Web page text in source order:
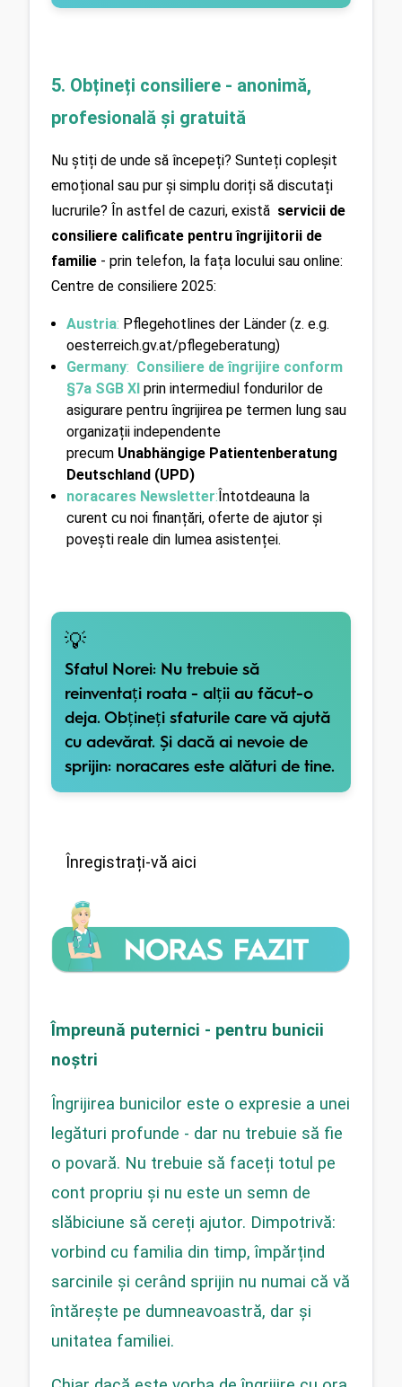
5. Obțineți consiliere - anonimă,
profesională și gratuită
Nu știți de unde să începeți? Sunteți copleșit
emoțional sau pur și simplu doriți să discutați
lucrurile? În astfel de cazuri, există servicii de
consiliere calificate pentru îngrijitorii de
familie - prin telefon, la fața locului sau online:
Centre de consiliere 2025:
Austria: Pflegehotlines der Länder (z. e.g.
oesterreich.gv.at/pflegeberatung)
Germany: Consiliere de îngrijire conform
§7a SGB XI prin intermediul fondurilor de
asigurare pentru îngrijirea pe termen lung sau
organizații independente
precum Unabhängige Patientenberatung
Deutschland (UPD)
noracares Newsletter:Întotdeauna la
curent cu noi finanțări, oferte de ajutor și
povești reale din lumea asistenței.
💡
Sfatul Norei: Nu trebuie să
reinventați roata - alții au făcut-o
deja. Obțineți sfaturile care vă ajută
cu adevărat. Și dacă ai nevoie de
sprijin: noracares este alături de tine.
Înregistrați-vă aici
Împreună puternici - pentru bunicii
noștri
Îngrijirea bunicilor este o expresie a unei
legături profunde - dar nu trebuie să fie
o povară. Nu trebuie să faceți totul pe
cont propriu și nu este un semn de
slăbiciune să cereți ajutor. Dimpotrivă:
vorbind cu familia din timp, împărțind
sarcinile și cerând sprijin nu numai că vă
întărește pe dumneavoastră, dar și
unitatea familiei.